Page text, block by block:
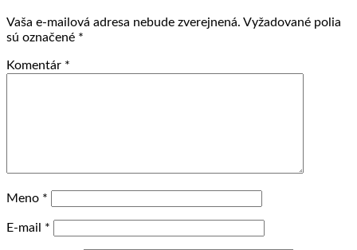
Vaša e-mailová adresa nebude zverejnená. Vyžadované polia
sú označené *
Komentár *
Meno *
E-mail *